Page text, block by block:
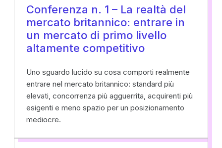
Conferenza n. 1 – La realtà del
mercato britannico: entrare in
un mercato di primo livello
altamente competitivo
Uno sguardo lucido su cosa comporti realmente
entrare nel mercato britannico: standard più
elevati, concorrenza più agguerrita, acquirenti più
esigenti e meno spazio per un posizionamento
mediocre.